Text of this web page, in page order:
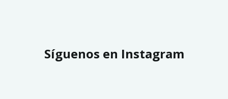
Síguenos en Instagram